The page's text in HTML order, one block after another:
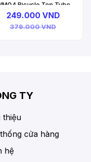
Bicycle Top Tube
Bag
249.000 VND
379.000 VND
TY
thiệu
cửa hàng
hệ